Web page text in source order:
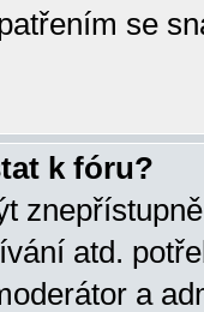
se
k fóru?
atd.
a